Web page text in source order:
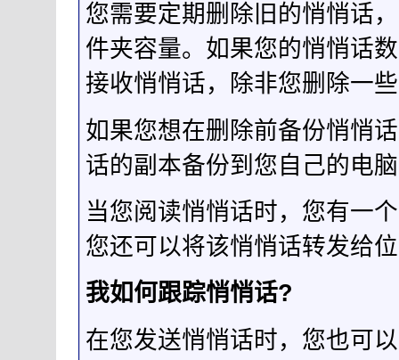
您需要定期删除旧的悄悄话
件夹容量。如果您的悄悄话
接收悄悄话，除非您删除一
如果您想在删除前备份悄悄
话的副本备份到您自己的电
当您阅读悄悄话时，您有一
您还可以将该悄悄话转发给
我如何跟踪悄悄话?
在您发送悄悄话时，您也可